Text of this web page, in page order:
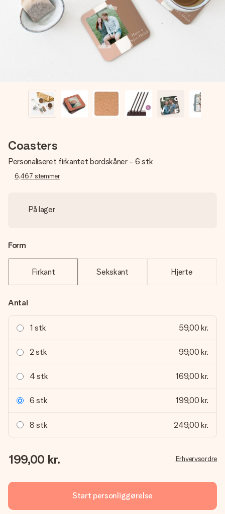
billede af dig eller en besked, der går lige i hendes hjerte.
Intet besvær men udelukkende en masse kærlighed i
øjeblikket.
Coasters
Personaliseret firkantet bordskåner - 6 stk
6,467 stemmer
På lager
Form
Firkant Sekskant Hjerte
Antal
1 stk 59,00 kr.
2 stk 99,00 kr.
4 stk 169,00 kr.
6 stk 199,00 kr.
8 stk 249,00 kr.
199,00 kr. Erhvervsordre
Start personliggørelse